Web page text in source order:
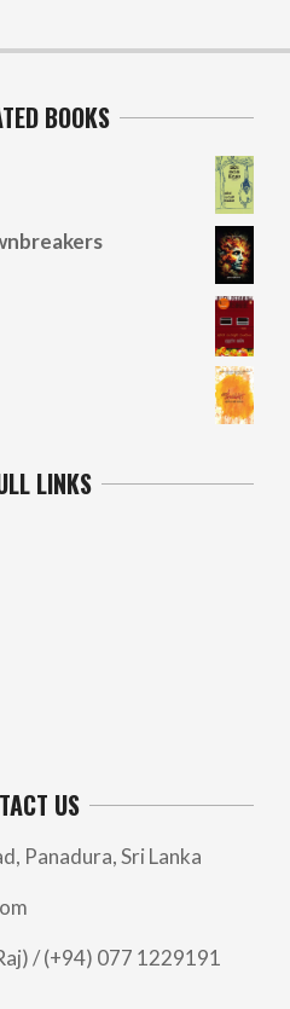
BOOKS
LINKS
US
Panadura, Sri Lanka
/ (+94) 077 1229191